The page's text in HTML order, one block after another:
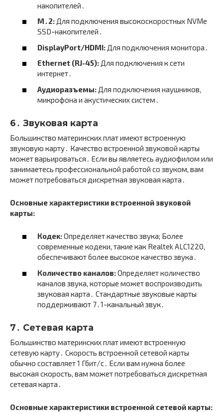
накопителей․
M․2: Для подключения высокоскоростных NVMe
SSD-накопителей․
DisplayPort/HDMI: Для подключения монитора․
Ethernet (RJ-45): Для подключения к сети
интернет․
Аудиоразъемы: Для подключения наушников,
микрофона и акустических систем․
6․ Звуковая карта
Большинство материнских плат имеют встроенную
звуковую карту․ Качество встроенной звуковой карты
может варьироваться․ Если вы являетесь аудиофилом или
занимаетесь профессиональной работой со звуком, вам
может потребоваться дискретная звуковая карта․
Основные характеристики встроенной звуковой
карты:
Кодек:Определяет качество звука; Более
современные кодеки, такие как Realtek ALC1220,
обеспечивают более высокое качество звука․
Количество каналов:Определяет количество
каналов звука, которые может воспроизводить
звуковая карта․ Стандартные звуковые карты
поддерживают 7․1-канальный звук․
7․ Сетевая карта
Большинство материнских плат имеют встроенную
сетевую карту․ Скорость встроенной сетевой карты
обычно составляет 1 Гбит/с․ Если вам нужна более
высокая скорость, вам может потребоваться дискретная
сетевая карта․
Основные характеристики встроенной сетевой карты: